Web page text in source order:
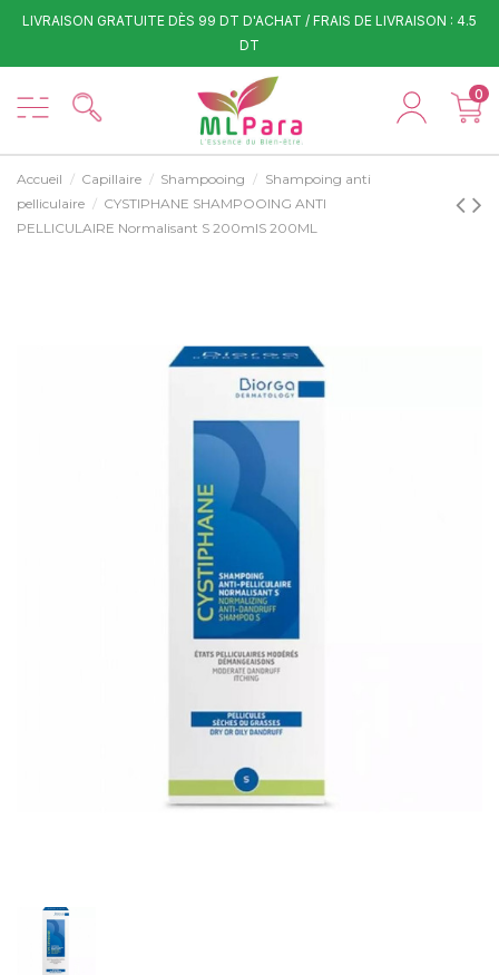
LIVRAISON GRATUITE DÈS 99 DT D'ACHAT / FRAIS DE LIVRAISON : 4.5
DT
0
Accueil Capillaire Shampooing
Shampoing anti
pelliculaire
CYSTIPHANE SHAMPOOING ANTI
PELLICULAIRE Normalisant S 200mlS 200ML